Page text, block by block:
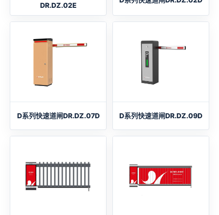
DR.DZ.02E
D系列快速道闸DR.DZ.07D D系列快速道闸DR.DZ.09D